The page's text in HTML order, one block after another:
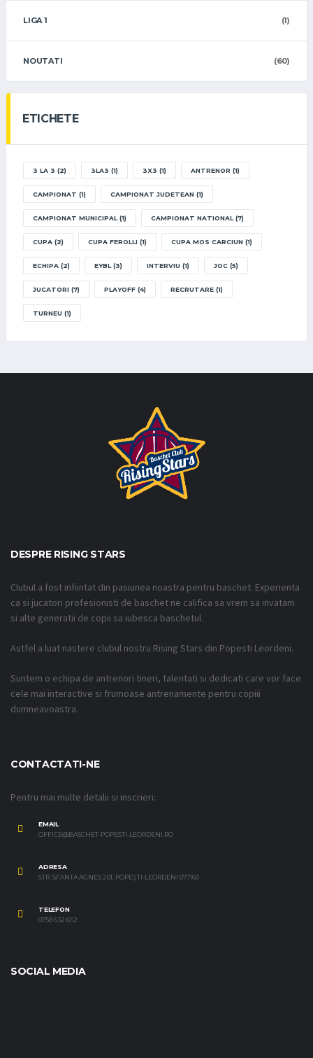
LIGA 1 (1)
NOUTATI (60)
ETICHETE
3 LA 3 (2) 3LA3 (1) 3X3 (1) ANTRENOR (1)
CAMPIONAT (1) CAMPIONAT JUDETEAN (1)
CAMPIONAT MUNICIPAL(1) CAMPIONAT NATIONAL(7)
CUPA (2) CUPA FEROLLI (1) CUPA MOS CARCIUN (1)
ECHIPA (2) EYBL(3) INTERVIU (1) JOC (5)
JUCATORI (7) PLAYOFF (4) RECRUTARE (1)
TURNEU (1)
DESPRE RISING STARS
Clubul a fost infiintat din pasiunea noastra pentru baschet. Experienta
ca si jucatori profesionisti de baschet ne califica sa vrem sa invatam
si alte generatii de copii sa iubesca baschetul.
Astfel a luat nastere clubul nostru Rising Stars din Popesti Leordeni.
Suntem o echipa de antrenori tineri, talentati si dedicati care vor face
cele mai interactive si frumoase antrenamente pentru copiii
dumneavoastra.
CONTACTATI-NE
Pentru mai multe detalii si inscrieri:
EMAIL
OFFICE@BASCHET-POPESTI-LEORDENI.RO
ADRESA
STR. SFANTA AGNES 201, POPEȘTI-LEORDENI 077160
TELEFON
0758 632 652
SOCIAL MEDIA